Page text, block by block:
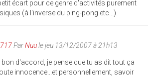
écart pour ce genre d'activités purement
(à l'inverse du ping-pong etc...).
ParNuule jeu 13/12/2007 à 21h13
bon d'accord, je pense que tu as dit tout ça
innocence...et personnellement, savoir